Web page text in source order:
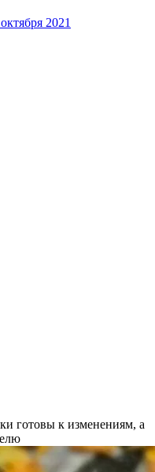
2021
готовы к изменениям, а